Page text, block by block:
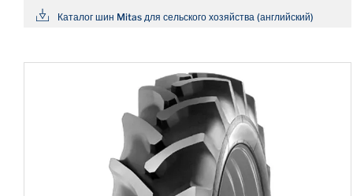
Каталог шин Mitas для сельского хозяйства (английский)